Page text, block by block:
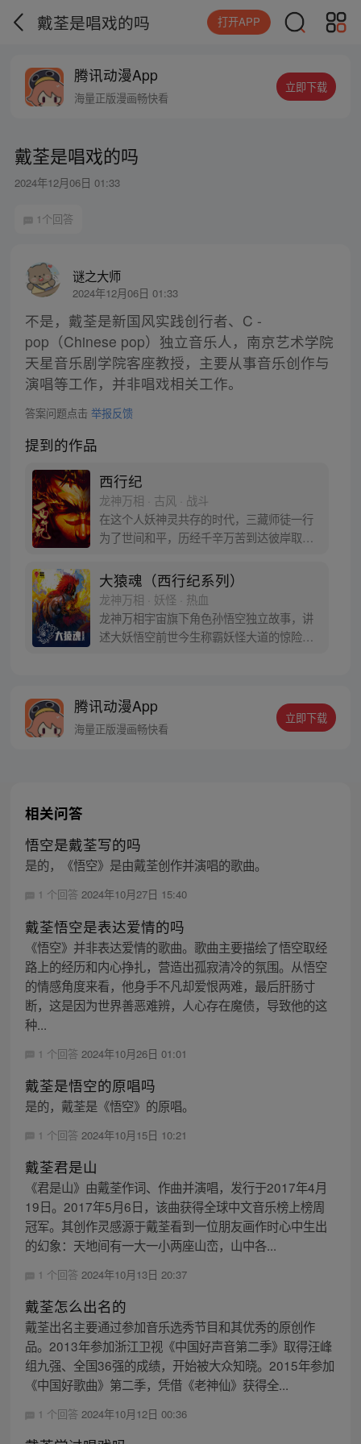
戴荃是唱戏的吗 打开APP
腾讯动漫App
海量正版漫画畅快看
立即下载
戴荃是唱戏的吗
2024年12月06日 01:33
1个回答
谜之大师
2024年12月06日 01:33
不是，戴荃是新国风实践创行者、C -
pop（Chinese pop）独立音乐人，南京艺术学院
天星音乐剧学院客座教授，主要从事音乐创作与
演唱等工作，并非唱戏相关工作。
答案问题点击 举报反馈
提到的作品
西行纪
龙神万相 · 古风 · 战斗
在这个人妖神灵共存的时代，三藏师徒一行
为了世间和平，历经千辛万苦到达彼岸取
变得美好….随着阴谋慢慢揭露，暗魂四起,
为了让“永恒之火”重新归位，小狼妖白狼不
辞万难，找到唐三藏大法师，和他一起重新
寻回徒弟们，组成全新“西行小队”，再度踏
上西行之旅……
大猿魂（西行纪系列）
龙神万相 · 妖怪 · 热血
龙神万相宇宙旗下角色孙悟空独立故事，讲
述大妖悟空前世今生称霸妖怪大道的惊险历
人…六十年后，他再次破石而出，背负着守
护族人的希望和信念打败了妖怪大道的霸
腾讯动漫App
海量正版漫画畅快看
立即下载
相关问答
悟空是戴荃写的吗
是的，《悟空》是由戴荃创作并演唱的歌曲。
1 个回答 2024年10月27日 15:40
戴荃悟空是表达爱情的吗
《悟空》并非表达爱情的歌曲。歌曲主要描绘了悟空取经
路上的经历和内心挣扎，营造出孤寂清冷的氛围。从悟空
的情感角度来看，他身手不凡却爱恨两难，最后肝肠寸
断，这是因为世界善恶难辨，人心存在魔债，导致他的这
种...
1 个回答 2024年10月26日 01:01
戴荃是悟空的原唱吗
是的，戴荃是《悟空》的原唱。
1 个回答 2024年10月15日 10:21
戴荃君是山
《君是山》由戴荃作词、作曲并演唱，发行于2017年4月
19日。2017年5月6日，该曲获得全球中文音乐榜上榜周
冠军。其创作灵感源于戴荃看到一位朋友画作时心中生出
的幻象：天地间有一大一小两座山峦，山中各...
1 个回答 2024年10月13日 20:37
戴荃怎么出名的
戴荃出名主要通过参加音乐选秀节目和其优秀的原创作
品。2013年参加浙江卫视《中国好声音第二季》取得汪峰
组九强、全国36强的成绩，开始被大众知晓。2015年参加
《中国好歌曲》第二季，凭借《老神仙》获得全...
1 个回答 2024年10月12日 00:36